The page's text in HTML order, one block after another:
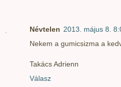
Névtelen 2013. május 8.
Nekem a gumicsizma a
Takács Adrienn
Válasz